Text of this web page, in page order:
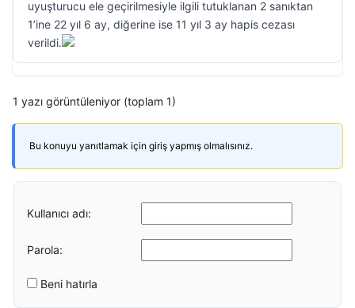
uyuşturucu ele geçirilmesiyle ilgili tutuklanan 2 sanıktan
1’ine 22 yıl 6 ay, diğerine ise 11 yıl 3 ay hapis cezası
verildi.
1 yazı görüntüleniyor (toplam 1)
Bu konuyu yanıtlamak için giriş yapmış olmalısınız.
Kullanıcı adı:
Parola:
Beni hatırla